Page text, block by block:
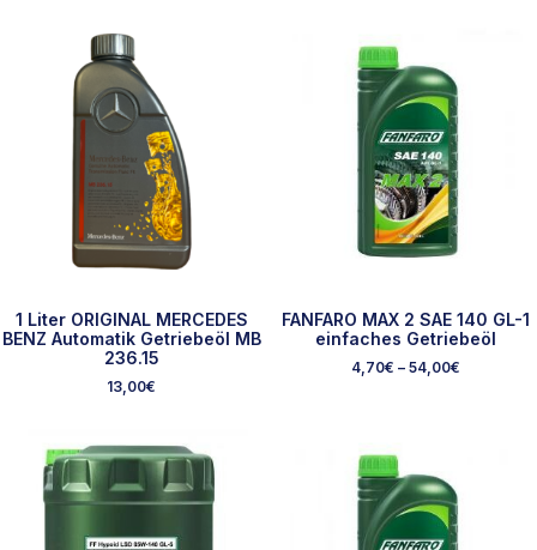
1 Liter ORIGINAL MERCEDES
BENZ Automatik Getriebeöl MB
236.15
13,00€
FANFARO MAX 2 SAE 140 GL-1
einfaches Getriebeöl
4,70€ – 54,00€